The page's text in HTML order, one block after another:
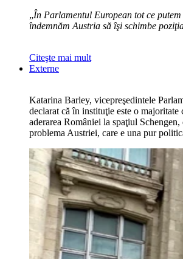
„În Parlamentul European tot ce putem
îndemnăm Austria să îşi schimbe
Citeşte mai mult
Externe
Katarina Barley, vicepreşedintele
declarat că în instituţie este o majoritate
aderarea României la spaţiul
problema Austriei, care e una pur